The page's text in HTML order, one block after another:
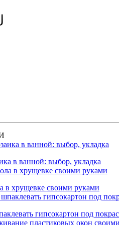
в ванной: выбор, укладка
в хрущевке своими руками
гипсокартон под